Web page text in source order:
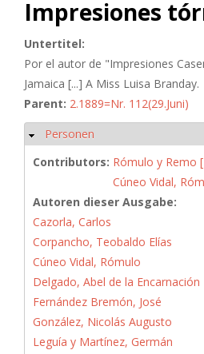
Impresiones
Untertitel:
Por el autor de "Impresiones
Jamaica [...] A Miss Luisa Branday.
Parent: 2.1889=Nr. 112(29.Juni)
Hide
Personen
Contributors: Rómulo y Remo
Cúneo Vidal,
Autoren dieser Ausgabe:
Cazorla, Carlos
Corpancho, Teobaldo Elías
Cúneo Vidal, Rómulo
Delgado, Abel de la Encarnación
Fernández Bremón, José
González, Nicolás Augusto
Leguía y Martínez, Germán